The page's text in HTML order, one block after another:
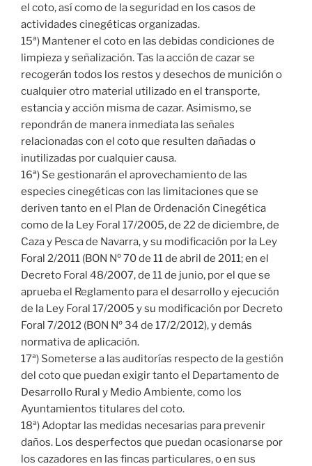
el coto, así como de la seguridad en los casos de
actividades cinegéticas organizadas.
15ª) Mantener el coto en las debidas condiciones de
limpieza y señalización. Tas la acción de cazar se
recogerán todos los restos y desechos de munición o
cualquier otro material utilizado en el transporte,
estancia y acción misma de cazar. Asimismo, se
repondrán de manera inmediata las señales
relacionadas con el coto que resulten dañadas o
inutilizadas por cualquier causa.
16ª) Se gestionarán el aprovechamiento de las
especies cinegéticas con las limitaciones que se
deriven tanto en el Plan de Ordenación Cinegética
como de la Ley Foral 17/2005, de 22 de diciembre, de
Caza y Pesca de Navarra, y su modificación por la Ley
Foral 2/2011 (BON Nº 70 de 11 de abril de 2011; en el
Decreto Foral 48/2007, de 11 de junio, por el que se
aprueba el Reglamento para el desarrollo y ejecución
de la Ley Foral 17/2005 y su modificación por Decreto
Foral 7/2012 (BON Nº 34 de 17/2/2012), y demás
normativa de aplicación.
17ª) Someterse a las auditorías respecto de la gestión
del coto que puedan exigir tanto el Departamento de
Desarrollo Rural y Medio Ambiente, como los
Ayuntamientos titulares del coto.
18ª) Adoptar las medidas necesarias para prevenir
daños. Los desperfectos que puedan ocasionarse por
los cazadores en las fincas particulares, o en sus